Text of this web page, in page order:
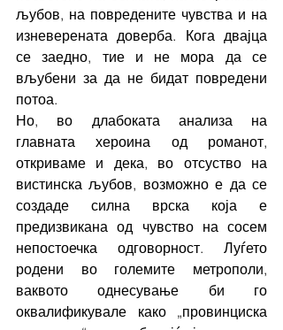
љубов, на повредените чувства и на
изневерената доверба. Кога двајца
се заедно, тие и не мора да се
вљубени за да не бидат повредени
потоа.
Но, во длабоката анализа на
главната хероина од романот,
откриваме и дека, во отсуство на
вистинска љубов, возможно е да се
создаде силна врска која е
предизвикана од чувство на сосем
непостоечка одговорност. Луѓето
родени во големите метрополи,
ваквото однесување би го
оквалификувале како „провинциска